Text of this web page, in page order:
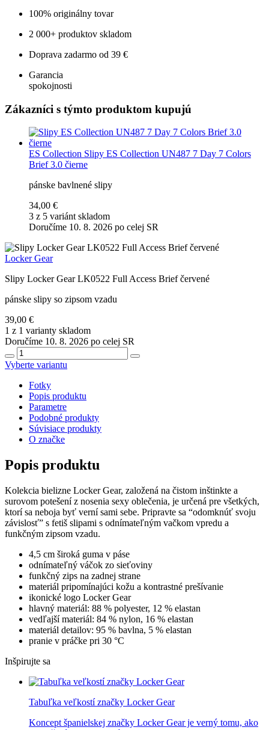
100% originálny tovar
2 000+ produktov skladom
Doprava zadarmo od 39 €
Garancia
spokojnosti
Zákazníci s týmto produktom kupujú
ES Collection Slipy ES Collection UN487 7 Day 7 Colors
Brief 3.0 čierne
pánske bavlnené slipy
34,00 €
3 z 5 variánt skladom
Doručíme 10. 8. 2026 po celej SR
Locker Gear
Slipy Locker Gear LK0522 Full Access Brief červené
pánske slipy so zipsom vzadu
39,00 €
1 z 1 varianty skladom
Doručíme 10. 8. 2026 po celej SR
Vyberte variantu
Fotky
Popis produktu
Parametre
Podobné produkty
Súvisiace produkty
O značke
Popis produktu
Kolekcia bielizne Locker Gear, založená na čistom inštinkte a
surovom potešení z nosenia sexy oblečenia, je určená pre všetkých,
ktorí sa neboja byť verní sami sebe. Pripravte sa “odomknúť svoju
závislosť” s fetiš slipami s odnímateľným vačkom vpredu a
funkčným zipsom vzadu.
4,5 cm široká guma v páse
odnímateľný váčok zo sieťoviny
funkčný zips na zadnej strane
materiál pripomínajúci kožu a kontrastné prešívanie
ikonické logo Locker Gear
hlavný materiál: 88 % polyester, 12 % elastan
vedľajší materiál: 84 % nylon, 16 % elastan
materiál detailov: 95 % bavlna, 5 % elastan
pranie v práčke pri 30 °C
Inšpirujte sa
Tabuľka veľkostí značky Locker Gear
Koncept španielskej značky Locker Gear je verný tomu, ako